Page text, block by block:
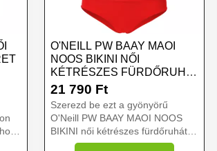
O'NEILL PW BAAY MAOI
NOOS BIKINI NŐI
KÉTRÉSZES FÜRDŐRUHA,
PIROS, MÉRET
21 790 Ft
Szerezd be ezt a gyönyörű
O'Neill PW BAAY MAOI NOOS
BIKINI női kétrészes fürdőruhát,
mely egyedülálló, gyorsan